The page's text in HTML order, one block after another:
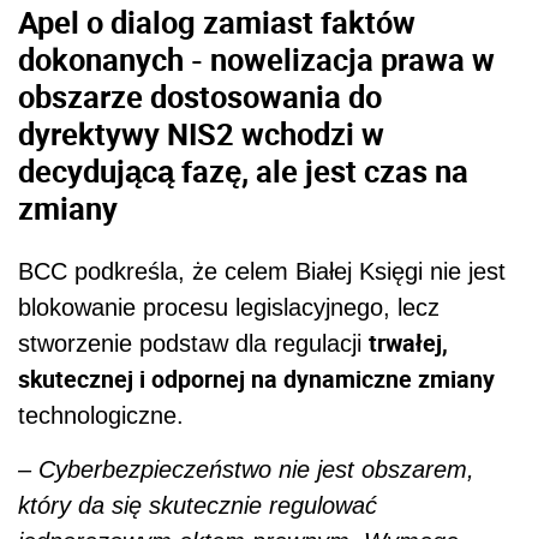
Apel o dialog zamiast faktów
dokonanych - nowelizacja prawa w
obszarze dostosowania do
dyrektywy NIS2 wchodzi w
decydującą fazę, ale jest czas na
zmiany
BCC podkreśla, że celem Białej Księgi nie jest
blokowanie procesu legislacyjnego, lecz
stworzenie podstaw dla regulacji trwałej,
skutecznej i odpornej na dynamiczne zmiany
technologiczne.
– Cyberbezpieczeństwo nie jest obszarem,
który da się skutecznie regulować